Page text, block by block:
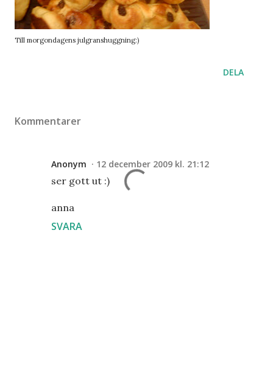
Till morgondagens julgranshuggning:)
DELA
Kommentarer
Anonym 12 december 2009 kl. 21:12
ser gott ut :)
anna
SVARA